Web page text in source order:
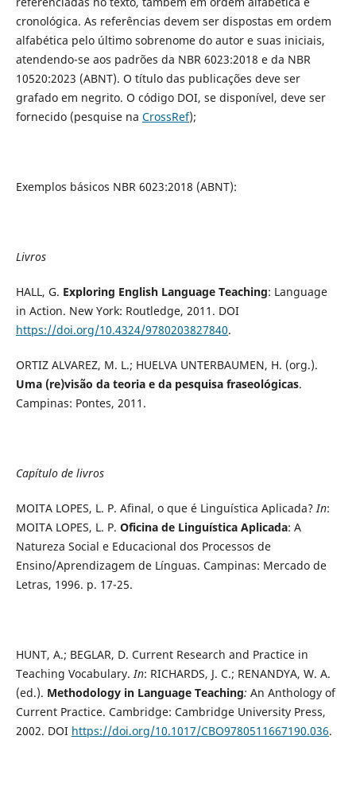
cronológica. As referências devem ser dispostas em ordem
alfabética pelo último sobrenome do autor e suas iniciais,
atendendo-se aos padrões da NBR 6023:2018 e da NBR
10520:2023 (ABNT). O título das publicações deve ser
grafado em negrito. O código DOI, se disponível, deve ser
fornecido (pesquise na CrossRef);
Exemplos básicos NBR 6023:2018 (ABNT):
Livros
HALL, G. Exploring English Language Teaching: Language
in Action. New York: Routledge, 2011. DOI
https://doi.org/10.4324/9780203827840.
ORTIZ ALVAREZ, M. L.; HUELVA UNTERBAUMEN, H. (org.).
Uma (re)visão da teoria e da pesquisa fraseológicas.
Campinas: Pontes, 2011.
Capítulo de livros
MOITA LOPES, L. P. Afinal, o que é Linguística Aplicada?In:
MOITA LOPES, L. P. Oficina de Linguística Aplicada: A
Natureza Social e Educacional dos Processos de
Ensino/Aprendizagem de Línguas. Campinas: Mercado de
Letras, 1996. p. 17-25.
HUNT, A.; BEGLAR, D. Current Research and Practice in
Teaching Vocabulary.In: RICHARDS, J. C.; RENANDYA, W. A.
(ed.). Methodology in Language Teaching: An Anthology of
Current Practice. Cambridge: Cambridge University Press,
2002. DOI https://doi.org/10.1017/CBO9780511667190.036.